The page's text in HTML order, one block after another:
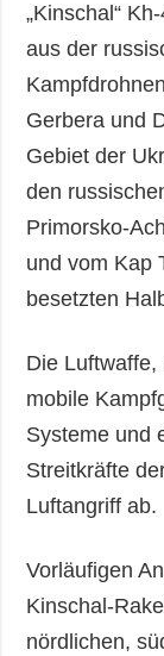
„Kinschal“
aus der
Gerbera und
Gebiet der
den
Primorsko-
und vom Kap
besetzten
Die
mobile
Systeme und
Streitkräfte
Luftangriff ab.
Vorläufigen
Kinschal-
nördlichen,